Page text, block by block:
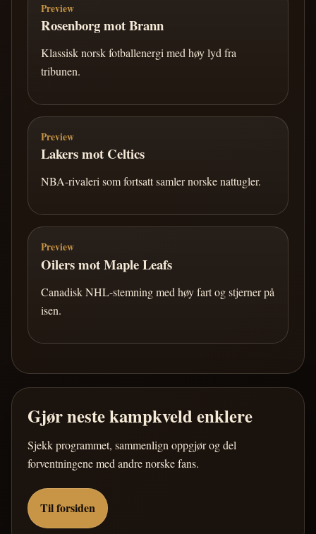
Preview
Rosenborg mot Brann
Klassisk norsk fotballenergi med høy lyd fra
tribunen.
Preview
Lakers mot Celtics
NBA-rivaleri som fortsatt samler norske nattugler.
Preview
Oilers mot Maple Leafs
Canadisk NHL-stemning med høy fart og stjerner på
isen.
Gjør neste kampkveld enklere
Sjekk programmet, sammenlign oppgjør og del
forventningene med andre norske fans.
Til forsiden